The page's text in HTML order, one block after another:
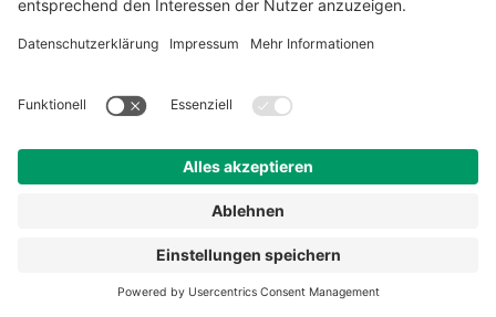
kostenlos an Freunde oder Verwandte vermieten.
Wenn die Miete deutlich unter dem ortsüblichen
teilweisen privaten Nutzung aus. In diesem Fall
wird der Werbungskostenabzug entsprechend
reduziert, und die tatsächliche Vermietung wird als
unentgeltliche Überlassung betrachtet.
Um den vollen Werbungskostenabzug zu behalten,
müssen Sie nachweisen, dass Sie die
vermieten – auch an Freunde und Verwandte.